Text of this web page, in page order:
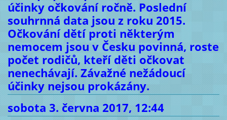
účinky očkování ročně. Poslední
souhrnná data jsou z roku 2015.
Očkování dětí proti některým
nemocem jsou v Česku povinná, roste
počet rodičů, kteří děti očkovat
nenechávají. Závažné nežádoucí
účinky nejsou prokázány.
sobota 3. června 2017, 12:44